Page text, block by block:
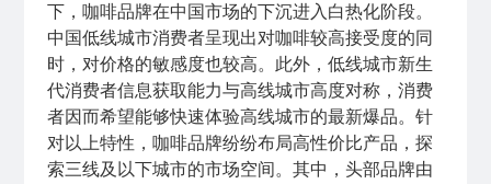
下，咖啡品牌在中国市场的下沉进入白热化阶段。
中国低线城市消费者呈现出对咖啡较高接受度的同
时，对价格的敏感度也较高。此外，低线城市新生
代消费者信息获取能力与高线城市高度对称，消费
者因而希望能够快速体验高线城市的最新爆品。针
对以上特性，咖啡品牌纷纷布局高性价比产品，探
索三线及以下城市的市场空间。其中，头部品牌由